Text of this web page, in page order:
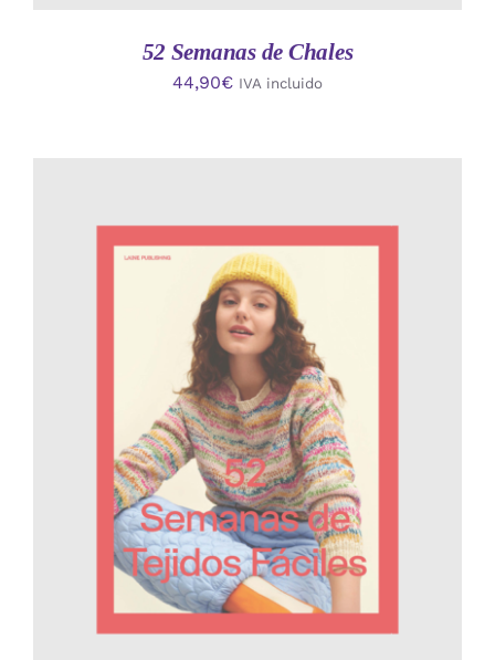
52 Semanas de Chales
44,90€ IVA incluido
AÑADIR AL CARRITO
/
DETALLES